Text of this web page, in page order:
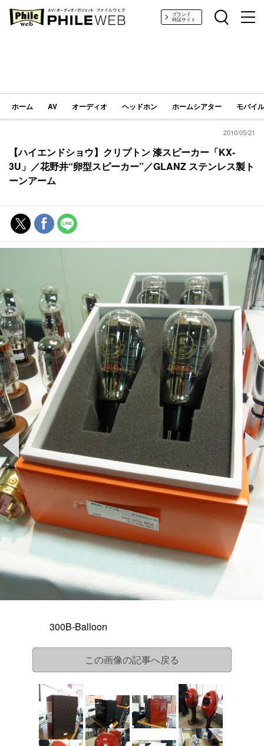
PHILE WEB｜AV/オーディオ/ガジェットブランド
特設サイト
ホーム AV オーディオ ヘッドホン ホームシアター モバイ
2010/05/21
【ハイエンドショウ】クリプトン 漆スピーカー「KX-
3U」／花野井“卵型スピーカー”／GLANZ ステンレス製ト
ーンアーム
300B-Balloon
この画像の記事へ戻る